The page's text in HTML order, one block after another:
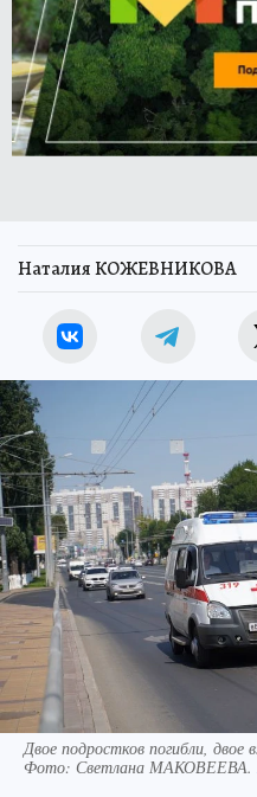
Наталия КОЖЕВНИКОВА
Двое подростков погибли, двое
Фото: Светлана МАКОВЕЕВА.